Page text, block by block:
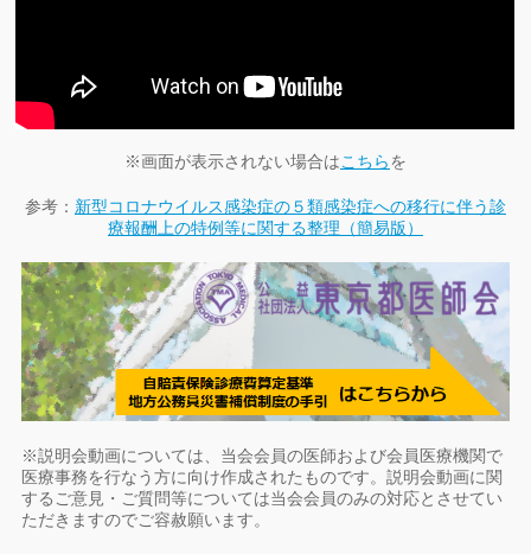
※画面が表示されない場合はこちらを
参考： 新型コロナウイルス感染症の５類感染症への移行に伴う診
療報酬上の特例等に関する整理（簡易版）
※説明会動画については、当会会員の医師および会員医療機関で
医療事務を行なう方に向け作成されたものです。説明会動画に関
するご意見・ご質問等については当会会員のみの対応とさせてい
ただきますのでご容赦願います。